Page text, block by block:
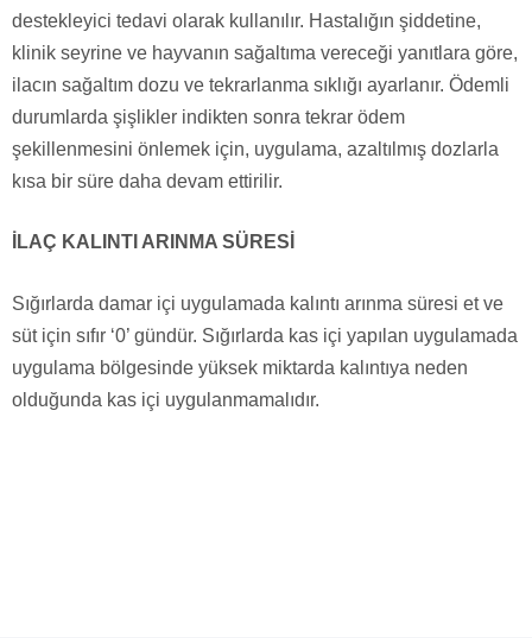
destekleyici tedavi olarak kullanılır. Hastalığın şiddetine,
klinik seyrine ve hayvanın sağaltıma vereceği yanıtlara göre,
ilacın sağaltım dozu ve tekrarlanma sıklığı ayarlanır. Ödemli
durumlarda şişlikler indikten sonra tekrar ödem
şekillenmesini önlemek için, uygulama, azaltılmış dozlarla
kısa bir süre daha devam ettirilir.
İLAÇ KALINTI ARINMA SÜRESİ
Sığırlarda damar içi uygulamada kalıntı arınma süresi et ve
süt için sıfır ‘0’ gündür. Sığırlarda kas içi yapılan uygulamada
uygulama bölgesinde yüksek miktarda kalıntıya neden
olduğunda kas içi uygulanmamalıdır.